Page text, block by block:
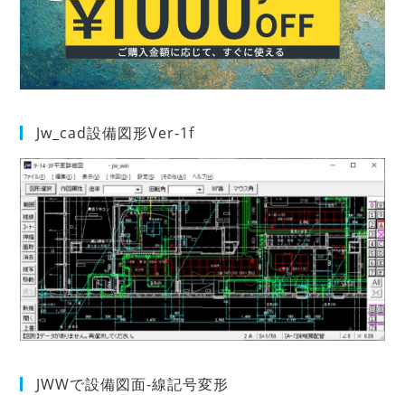
Jw_cad設備図形Ver-1f
JWWで設備図面-線記号変形